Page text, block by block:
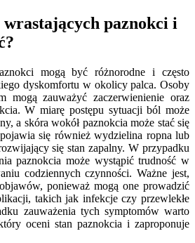
wrastających paznokci i
mogą być różnorodne i często
dyskomfortu w okolicy palca. Osoby
mogą zauważyć zaczerwienienie oraz
W miarę postępu sytuacji ból może
a skóra wokół paznokcia może stać się
się również wydzielina ropna lub
się stan zapalny. W przypadku
paznokcia może wystąpić trudność w
codziennych czynności. Ważne jest,
ponieważ mogą one prowadzić
takich jak infekcje czy przewlekłe
zauważenia tych symptomów warto
oceni stan paznokcia i zaproponuje